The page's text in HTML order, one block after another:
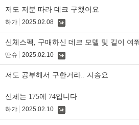
저도 저분 따라 데크 구했어요
하갸 2025.02.08
신체스펙, 구매하신 데크 모델 및 길이 여
딴슈 2025.02.10
저도 공부해서 구한거라.. 지송요
신체는 175에 74입니다
하갸 2025.02.10